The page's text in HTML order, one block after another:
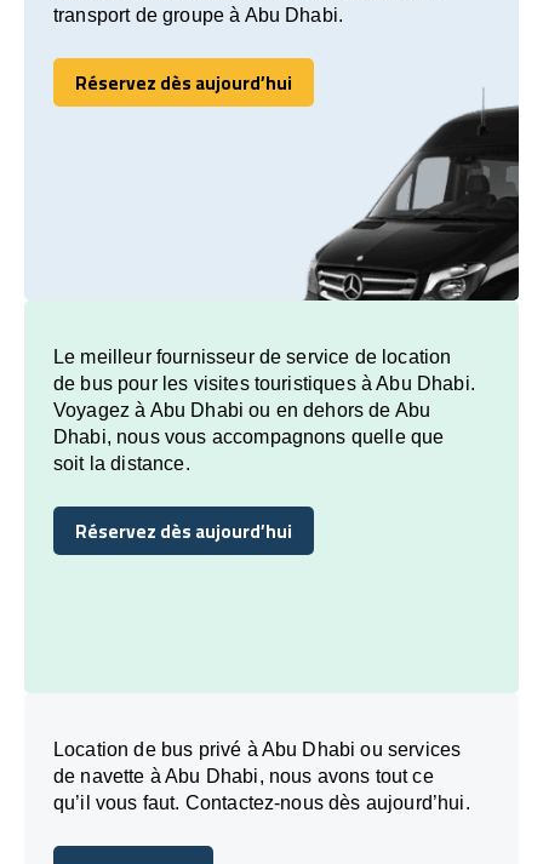
transport de groupe à Abu Dhabi.
Réservez dès aujourd’hui
Réservez dès aujourd’hui
Le meilleur fournisseur de service de location
de bus pour les visites touristiques à Abu Dhabi.
Voyagez à Abu Dhabi ou en dehors de Abu
Dhabi, nous vous accompagnons quelle que
soit la distance.
Réservez dès aujourd’hui
Réservez dès aujourd’hui
Location de bus privé à Abu Dhabi ou services
de navette à Abu Dhabi, nous avons tout ce
qu’il vous faut. Contactez-nous dès aujourd’hui.